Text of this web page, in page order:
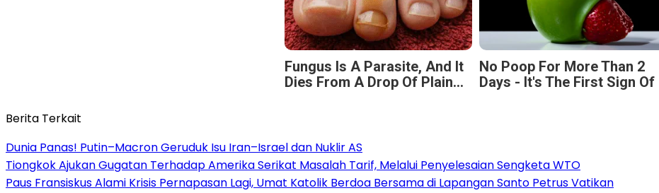
Fungus Is A Parasite, And It
Dies From A Drop Of Plain...
No Poop For More Than 2
Days - It's The First Sign Of
Berita Terkait
Dunia Panas! Putin–Macron Geruduk Isu Iran–Israel dan Nuklir AS
Tiongkok Ajukan Gugatan Terhadap Amerika Serikat Masalah Tarif, Melalui Penyelesaian Sengketa WTO
Paus Fransiskus Alami Krisis Pernapasan Lagi, Umat Katolik Berdoa Bersama di Lapangan Santo Petrus Vatikan